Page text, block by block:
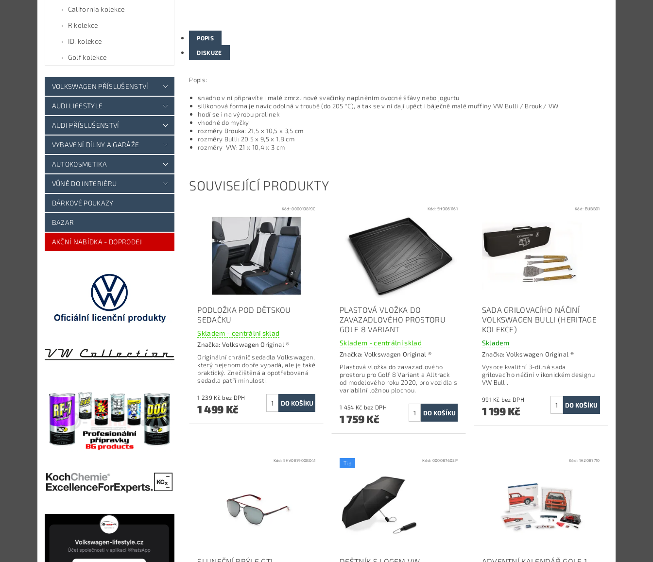
California kolekce
R kolekce
ID. kolekce
Golf kolekce
VOLKSWAGEN PŘÍSLUŠENSTVÍ
AUDI LIFESTYLE
AUDI PŘÍSLUŠENSTVÍ
VYBAVENÍ DÍLNY A GARÁŽE
AUTOKOSMETIKA
VŮNĚ DO INTERIÉRU
DÁRKOVÉ POUKAZY
BAZAR
AKČNÍ NABÍDKA - DOPRODEJ
POPIS
DISKUZE
Popis:
snadno v ní připravíte i malé zmrzlinové svačinky naplněním ovocné šťávy nebo jogurtu
silikonová forma je navíc odolná v troubě (do 205 °C), a tak se v ní dají upéct i báječně malé muffiny VW Bulli / Brouk / VW
hodí se i na výrobu pralinek
vhodné do myčky
rozměry Brouka: 21,5 x 10,5 x 3,5 cm
rozměry Bulli: 20,5 x 9,5 x 1,8 cm
rozměry VW: 21 x 10,4 x 3 cm
SOUVISEJÍCÍ PRODUKTY
Kód:000019819C
PODLOŽKA POD DĚTSKOU
SEDAČKU
Skladem - centrální sklad
Značka: Volkswagen Original ®
Originální chránič sedadla Volkswagen,
který nejenom dobře vypadá, ale je také
praktický. Znečištěná a opotřebovaná
sedadla patří minulosti.
1 239 Kč bez DPH
1 499 Kč
Kód:5H9061161
PLASTOVÁ VLOŽKA DO
ZAVAZADLOVÉHO PROSTORU
GOLF 8 VARIANT
Skladem - centrální sklad
Značka: Volkswagen Original ®
Plastová vložka do zavazadlového
prostoru pro Golf 8 Variant a Alltrack
od modelového roku 2020, pro vozidla s
variabilní ložnou plochou.
1 454 Kč bez DPH
1 759 Kč
Kód: BUBB01
SADA GRILOVACÍHO NÁČINÍ
VOLKSWAGEN BULLI (HERITAGE
KOLEKCE)
Skladem
Značka:Volkswagen Original ®
Vysoce kvalitní 3-dílná sada
grilovacího náčiní v ikonickém designu
VW Bulli.
991 Kč bez DPH
1 199 Kč
Kód:5HV087900B041 Tip Kód: 000087602P Kód: 1H2087710